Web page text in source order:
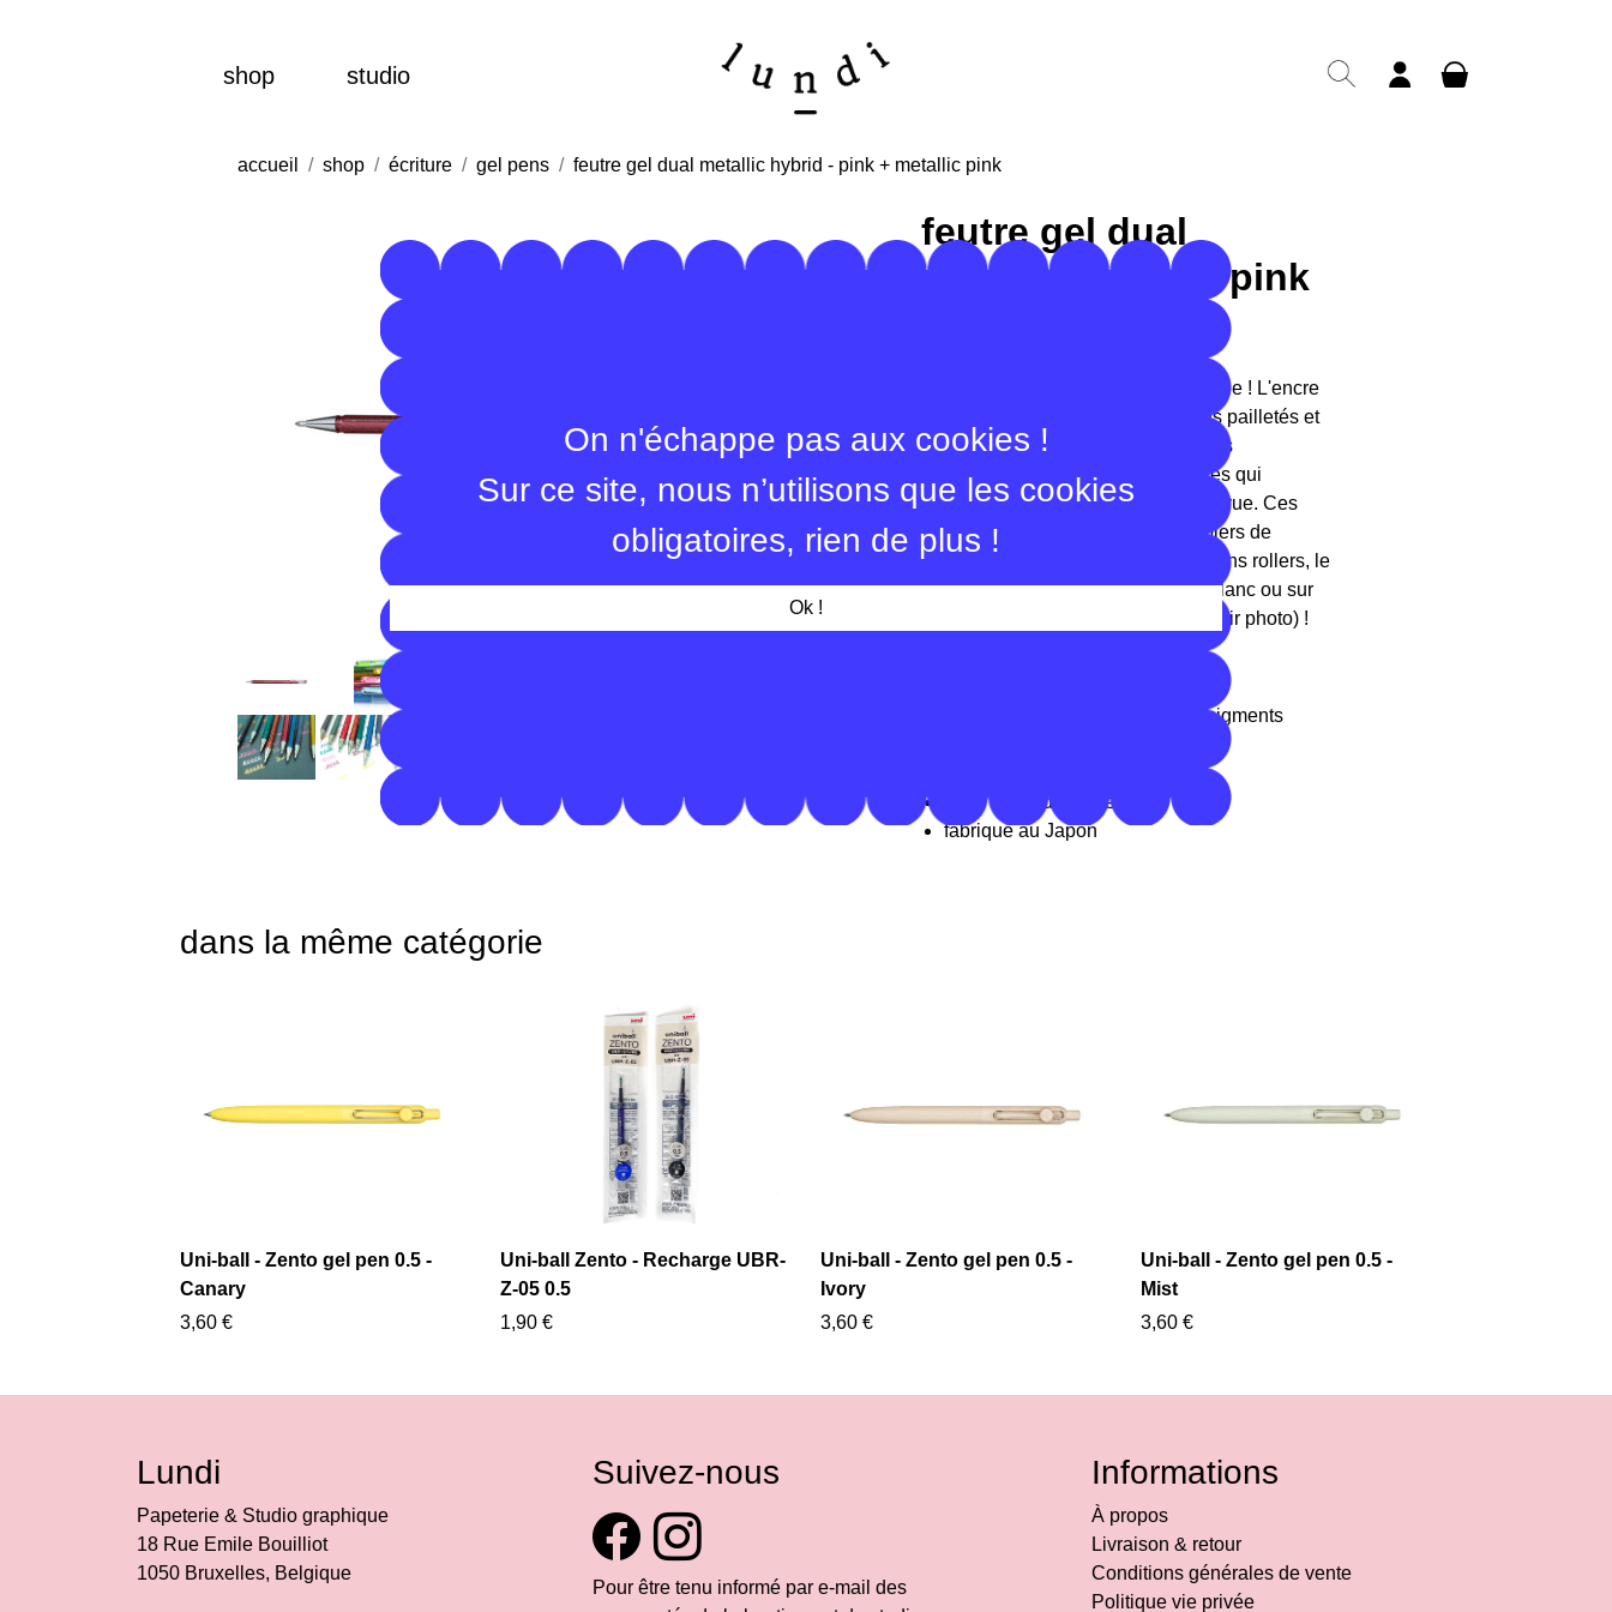
On n'échappe pas aux cookies !
Sur ce site, nous n’utilisons que les cookies
obligatoires, rien de plus !
Ok !
shop studio
accueil shop écriture gel pens feutre gel dual metallic hybrid - pink + metallic pink
feutre gel dual
metallic hybrid - pink
Roller gel à encre métalisée, pailettée ! L'encre
bicolore, qui combine des pigments pailletés et
de l'encre colorée, crée des couleurs
métalliques, brillantes et lumineuses qui
changent de teinte selon l'angle de vue. Ces
rollers fonctionne bien sur des papiers de
couleur claire ou foncée. Pour certains rollers, le
contraste de la couleur sur papier blanc ou sur
papier noir est d'ailleurs frappant (voir photo) !
mélange d'encre colorée et de pigments
large choix de couleurs
fabriqué au Japon
dans la même catégorie
Uni-ball - Zento gel pen 0.5 -
Canary
3,60 €
Uni-ball Zento - Recharge UBR-
Z-05 0.5
1,90 €
Uni-ball - Zento gel pen 0.5 -
Ivory
3,60 €
Uni-ball - Zento gel pen 0.5 -
Mist
3,60 €
Suivez-nous
Pour être tenu informé par e-mail des
Lundi
Papeterie & Studio graphique
18 Rue Emile Bouilliot
1050 Bruxelles, Belgique
Informations
À propos
Livraison & retour
Conditions générales de vente
Politique vie privée